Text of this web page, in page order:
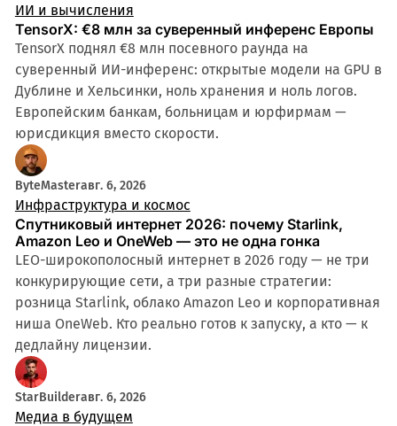
ИИ и вычисления
TensorX: €8 млн за суверенный инференс Европы
TensorX поднял €8 млн посевного раунда на
суверенный ИИ-инференс: открытые модели на GPU в
Дублине и Хельсинки, ноль хранения и ноль логов.
Европейским банкам, больницам и юрфирмам —
юрисдикция вместо скорости.
ByteMasterавг. 6, 2026
Инфраструктура и космос
Спутниковый интернет 2026: почему Starlink,
Amazon Leo и OneWeb — это не одна гонка
LEO-широкополосный интернет в 2026 году — не три
конкурирующие сети, а три разные стратегии:
розница Starlink, облако Amazon Leo и корпоративная
ниша OneWeb. Кто реально готов к запуску, а кто — к
дедлайну лицензии.
StarBuilderавг. 6, 2026
Медиа в будущем